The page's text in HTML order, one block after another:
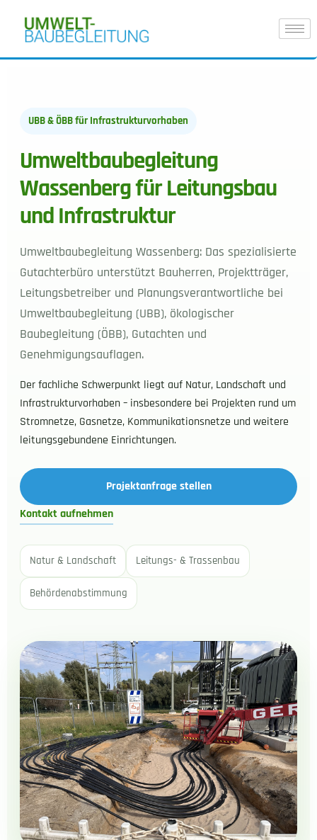
UBB & ÖBB für Infrastrukturvorhaben
Umweltbaubegleitung
Wassenberg für Leitungsbau
und Infrastruktur
Umweltbaubegleitung Wassenberg: Das spezialisierte
Gutachterbüro unterstützt Bauherren, Projektträger,
Leitungsbetreiber und Planungsverantwortliche bei
Umweltbaubegleitung (UBB), ökologischer
Baubegleitung (ÖBB), Gutachten und
Genehmigungsauflagen.
Der fachliche Schwerpunkt liegt auf Natur, Landschaft und
Infrastrukturvorhaben – insbesondere bei Projekten rund um
Stromnetze, Gasnetze, Kommunikationsnetze und weitere
leitungsgebundene Einrichtungen.
Projektanfrage stellen
Kontakt aufnehmen
Natur & Landschaft Leitungs- & Trassenbau
Behördenabstimmung